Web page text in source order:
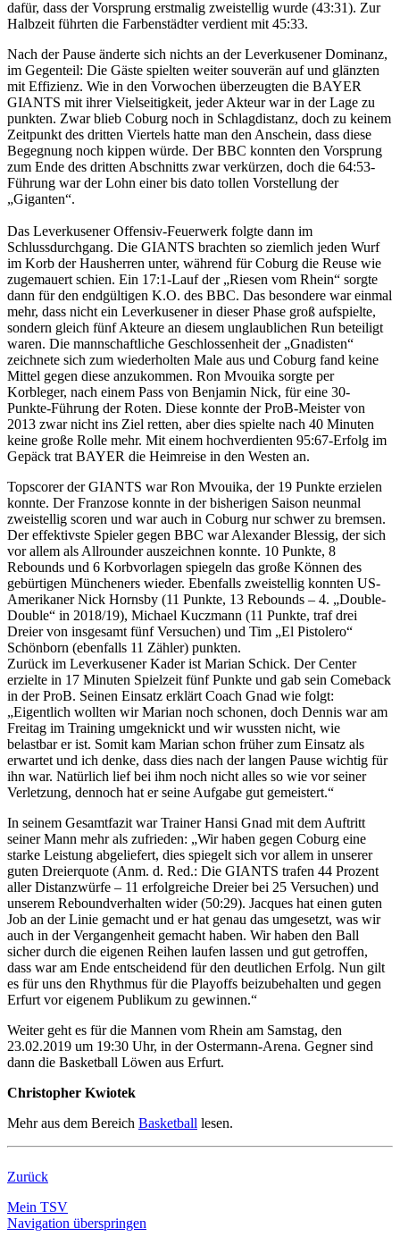
dafür, dass der Vorsprung erstmalig zweistellig wurde (43:31). Zur
Halbzeit führten die Farbenstädter verdient mit 45:33.
Nach der Pause änderte sich nichts an der Leverkusener Dominanz,
im Gegenteil: Die Gäste spielten weiter souverän auf und glänzten
mit Effizienz. Wie in den Vorwochen überzeugten die BAYER
GIANTS mit ihrer Vielseitigkeit, jeder Akteur war in der Lage zu
punkten. Zwar blieb Coburg noch in Schlagdistanz, doch zu keinem
Zeitpunkt des dritten Viertels hatte man den Anschein, dass diese
Begegnung noch kippen würde. Der BBC konnten den Vorsprung
zum Ende des dritten Abschnitts zwar verkürzen, doch die 64:53-
Führung war der Lohn einer bis dato tollen Vorstellung der
„Giganten“.
Das Leverkusener Offensiv-Feuerwerk folgte dann im
Schlussdurchgang. Die GIANTS brachten so ziemlich jeden Wurf
im Korb der Hausherren unter, während für Coburg die Reuse wie
zugemauert schien. Ein 17:1-Lauf der „Riesen vom Rhein“ sorgte
dann für den endgültigen K.O. des BBC. Das besondere war einmal
mehr, dass nicht ein Leverkusener in dieser Phase groß aufspielte,
sondern gleich fünf Akteure an diesem unglaublichen Run beteiligt
waren. Die mannschaftliche Geschlossenheit der „Gnadisten“
zeichnete sich zum wiederholten Male aus und Coburg fand keine
Mittel gegen diese anzukommen. Ron Mvouika sorgte per
Korbleger, nach einem Pass von Benjamin Nick, für eine 30-
Punkte-Führung der Roten. Diese konnte der ProB-Meister von
2013 zwar nicht ins Ziel retten, aber dies spielte nach 40 Minuten
keine große Rolle mehr. Mit einem hochverdienten 95:67-Erfolg im
Gepäck trat BAYER die Heimreise in den Westen an.
Topscorer der GIANTS war Ron Mvouika, der 19 Punkte erzielen
konnte. Der Franzose konnte in der bisherigen Saison neunmal
zweistellig scoren und war auch in Coburg nur schwer zu bremsen.
Der effektivste Spieler gegen BBC war Alexander Blessig, der sich
vor allem als Allrounder auszeichnen konnte. 10 Punkte, 8
Rebounds und 6 Korbvorlagen spiegeln das große Können des
gebürtigen Müncheners wieder. Ebenfalls zweistellig konnten US-
Amerikaner Nick Hornsby (11 Punkte, 13 Rebounds – 4. „Double-
Double“ in 2018/19), Michael Kuczmann (11 Punkte, traf drei
Dreier von insgesamt fünf Versuchen) und Tim „El Pistolero“
Schönborn (ebenfalls 11 Zähler) punkten.
Zurück im Leverkusener Kader ist Marian Schick. Der Center
erzielte in 17 Minuten Spielzeit fünf Punkte und gab sein Comeback
in der ProB. Seinen Einsatz erklärt Coach Gnad wie folgt:
„Eigentlich wollten wir Marian noch schonen, doch Dennis war am
Freitag im Training umgeknickt und wir wussten nicht, wie
belastbar er ist. Somit kam Marian schon früher zum Einsatz als
erwartet und ich denke, dass dies nach der langen Pause wichtig für
ihn war. Natürlich lief bei ihm noch nicht alles so wie vor seiner
Verletzung, dennoch hat er seine Aufgabe gut gemeistert.“
In seinem Gesamtfazit war Trainer Hansi Gnad mit dem Auftritt
seiner Mann mehr als zufrieden: „Wir haben gegen Coburg eine
starke Leistung abgeliefert, dies spiegelt sich vor allem in unserer
guten Dreierquote (Anm. d. Red.: Die GIANTS trafen 44 Prozent
aller Distanzwürfe – 11 erfolgreiche Dreier bei 25 Versuchen) und
unserem Reboundverhalten wider (50:29). Jacques hat einen guten
Job an der Linie gemacht und er hat genau das umgesetzt, was wir
auch in der Vergangenheit gemacht haben. Wir haben den Ball
sicher durch die eigenen Reihen laufen lassen und gut getroffen,
dass war am Ende entscheidend für den deutlichen Erfolg. Nun gilt
es für uns den Rhythmus für die Playoffs beizubehalten und gegen
Erfurt vor eigenem Publikum zu gewinnen.“
Weiter geht es für die Mannen vom Rhein am Samstag, den
23.02.2019 um 19:30 Uhr, in der Ostermann-Arena. Gegner sind
dann die Basketball Löwen aus Erfurt.
Christopher Kwiotek
Mehr aus dem Bereich Basketball lesen.
Zurück
Mein TSV
Navigation überspringen